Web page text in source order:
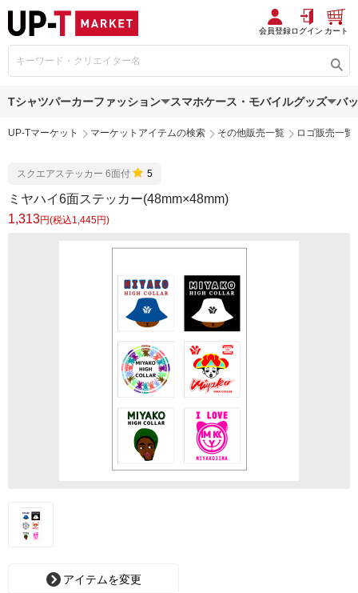
会員登録ログイン カート
Tシャツパーカーファッション スマホケース・モバイルグッズ バ
UP-Tマーケット マーケットアイテムの検索 その他販売一覧 ロゴ販売一覧
スクエアステッカー 6面付 5
ミヤハイ6面ステッカー(48mm×48mm)
1,313円(税込1,445円)
アイテムを変更